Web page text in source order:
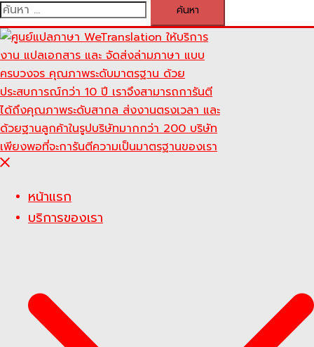
ค้นหา
สำหรับ:
Close
หน้าแรก
บริการของเรา